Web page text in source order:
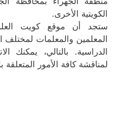
الكويتية الأخرى.
ستجد أن موقع كويت
المعلمين والمعلمات لمختلف
الدراسية. بالتالي، يمكنك
لمناقشة كافة الأمور المتعلقة